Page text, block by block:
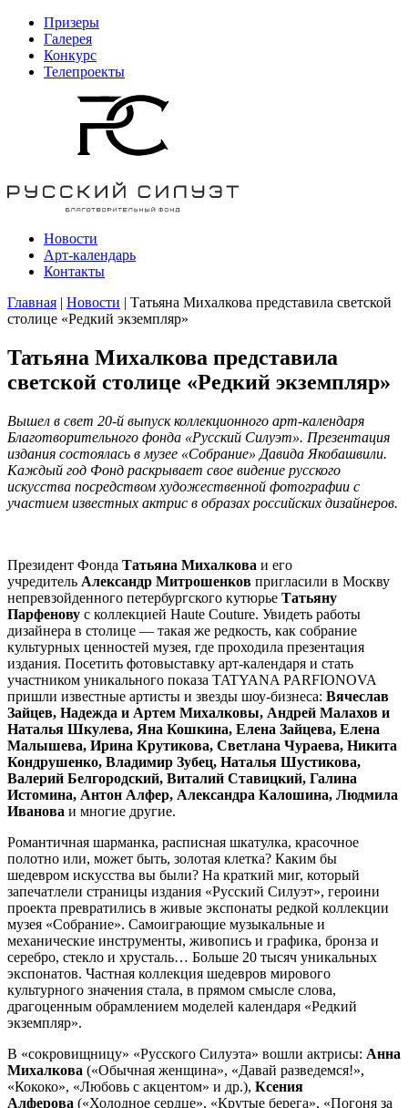
Призеры
Галерея
Конкурс
Телепроекты
Новости
Арт-календарь
Контакты
Главная | Новости | Татьяна Михалкова представила светской
столице «Редкий экземпляр»
Татьяна Михалкова представила
светской столице «Редкий экземпляр»
Вышел в свет 20-й выпуск коллекционного арт-календаря
Благотворительного фонда «Русский Силуэт». Презентация
издания состоялась в музее «Собрание» Давида Якобашвили.
Каждый год Фонд раскрывает свое видение русского
искусства посредством художественной фотографии с
участием известных актрис в образах российских дизайнеров.
Президент Фонда Татьяна Михалкова и его
учредитель Александр Митрошенков пригласили в Москву
непревзойденного петербургского кутюрье Татьяну
Парфенову с коллекцией Haute Couture. Увидеть работы
дизайнера в столице — такая же редкость, как собрание
культурных ценностей музея, где проходила презентация
издания. Посетить фотовыставку арт-календаря и стать
участником уникального показа TATYANA PARFIONOVA
пришли известные артисты и звезды шоу-бизнеса: Вячеслав
Зайцев, Надежда и Артем Михалковы, Андрей Малахов и
Наталья Шкулева, Яна Кошкина, Елена Зайцева, Елена
Малышева, Ирина Крутикова, Светлана Чураева, Никита
Кондрушенко, Владимир Зубец, Наталья Шустикова,
Валерий Белгородский, Виталий Ставицкий, Галина
Истомина, Антон Алфер, Александра Калошина, Людмила
Иванова и многие другие.
Романтичная шарманка, расписная шкатулка, красочное
полотно или, может быть, золотая клетка? Каким бы
шедевром искусства вы были? На краткий миг, который
запечатлели страницы издания «Русский Силуэт», героини
проекта превратились в живые экспонаты редкой коллекции
музея «Собрание». Самоиграющие музыкальные и
механические инструменты, живопись и графика, бронза и
серебро, стекло и хрусталь… Больше 20 тысяч уникальных
экспонатов. Частная коллекция шедевров мирового
культурного значения стала, в прямом смысле слова,
драгоценным обрамлением моделей календаря «Редкий
экземпляр».
В «сокровищницу» «Русского Силуэта» вошли актрисы: Анна
Михалкова («Обычная женщина», «Давай разведемся!»,
«Кококо», «Любовь с акцентом» и др.), Ксения
Алферова («Холодное сердце», «Крутые берега», «Погоня за